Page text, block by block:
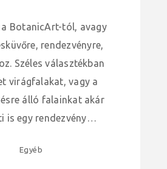
BotanicArt-tól, avagy
rendezvényre,
Széles választékban
virágfalakat, vagy a
álló falainkat akár
is egy rendezvény…
Egyéb